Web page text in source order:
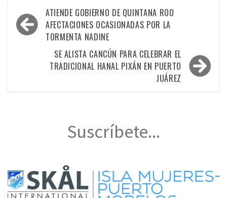
Navegación
de
entradas
ATIENDE GOBIERNO DE QUINTANA ROO
AFECTACIONES OCASIONADAS POR LA
TORMENTA NADINE
SE ALISTA CANCÚN PARA CELEBRAR EL
TRADICIONAL HANAL PIXÁN EN PUERTO
JUÁREZ
Suscríbete...